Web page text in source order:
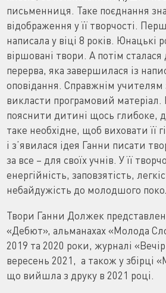
письменниця. Таке поєднання
відображення у її творчості.
написала у віці 8 років. Юнацькі
віршовані твори. А потім сталася
перерва, яка завершилася із
оповідання. Справжнім
викласти програмовий матеріал.
пояснити дитині щось глибоке,
таке необхідне, щоб виховати її
і з’явилася ідея Ганни писати
за все – для своїх учнів. У її
енергійність, заповзятість,
небайдужість до молодшого
Твори Ганни Должек
«Дебют», альманахах «Молода
2019 та 2020 роки, журналі
вересень 2021, а також у збірці
що вийшла з друку в 2021 році.